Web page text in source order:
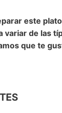
este
variar de las
que te